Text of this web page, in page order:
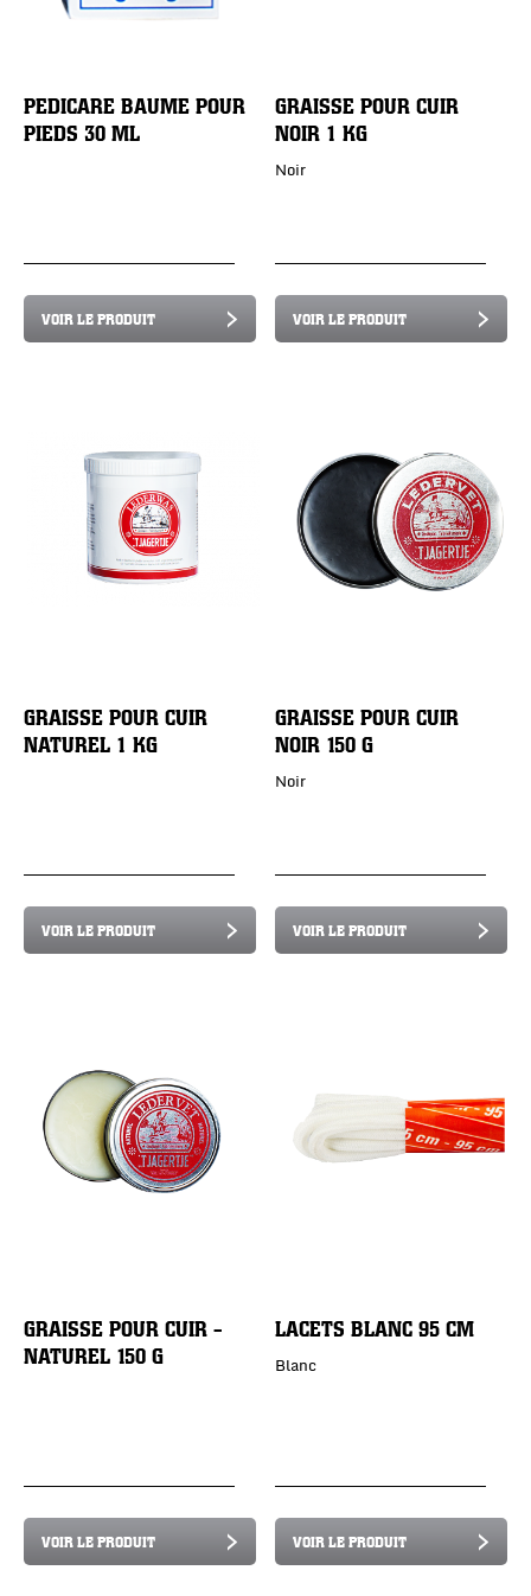
PEDICARE BAUME POUR
PIEDS 30 ML
VOIR LE PRODUIT
GRAISSE POUR CUIR
NOIR 1 KG
Noir
VOIR LE PRODUIT
GRAISSE POUR CUIR
NATUREL 1 KG
VOIR LE PRODUIT
GRAISSE POUR CUIR
NOIR 150 G
Noir
VOIR LE PRODUIT
GRAISSE POUR CUIR -
NATUREL 150 G
VOIR LE PRODUIT
LACETS BLANC 95 CM
Blanc
VOIR LE PRODUIT